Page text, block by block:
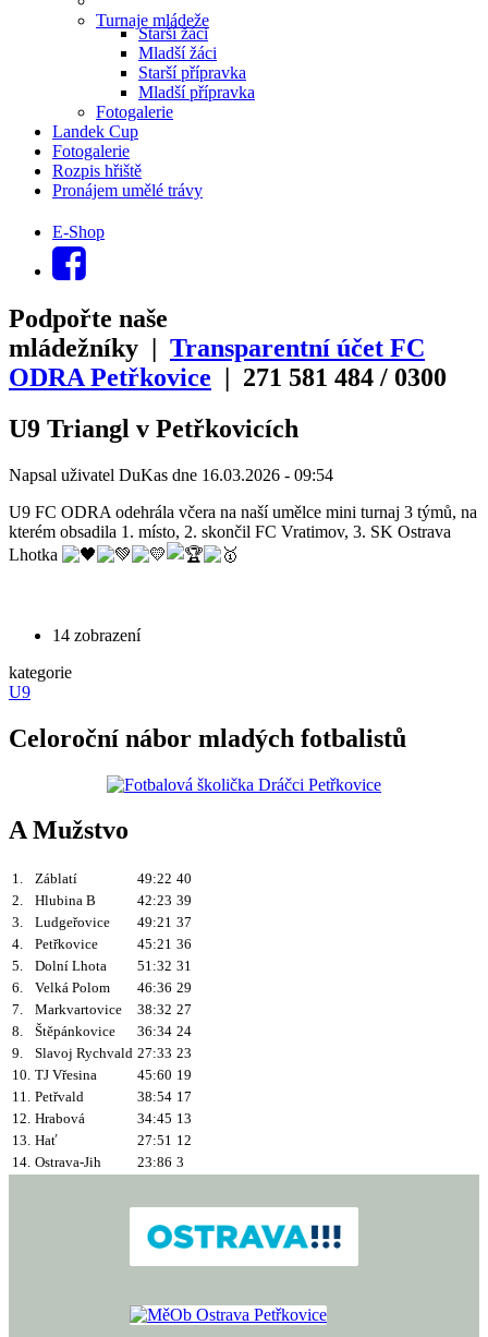
Turnaje mládeže
Starší žáci
Mladší žáci
Starší přípravka
Mladší přípravka
Fotogalerie
Landek Cup
Fotogalerie
Rozpis hřiště
Pronájem umělé trávy
E-Shop
Podpořte naše
mládežníky | Transparentní účet FC
ODRA Petřkovice | 271 581 484 / 0300
U9 Triangl v Petřkovicích
Napsal uživatel DuKas dne 16.03.2026 - 09:54
U9 FC ODRA odehrála včera na naší umělce mini turnaj 3 týmů, na
kterém obsadila 1. místo, 2. skončil FC Vratimov, 3. SK Ostrava
Lhotka
14 zobrazení
kategorie
U9
Celoroční nábor mladých fotbalistů
A Mužstvo
1. Záblatí 49:22 40
2.
Hlubina B 42:23 39
3.
Ludgeřovice 49:21 37
4.
Petřkovice 45:21 36
5.
Dolní Lhota 51:32 31
6.
Velká Polom 46:36 29
7.
Markvartovice 38:32 27
8.
Štěpánkovice 36:34 24
9.
Slavoj Rychvald 27:33 23
10. TJ Vřesina 45:60 19
11. Petřvald 38:54 17
12. Hrabová 34:45 13
13. Hať 27:51 12
14. Ostrava-Jih 23:86 3